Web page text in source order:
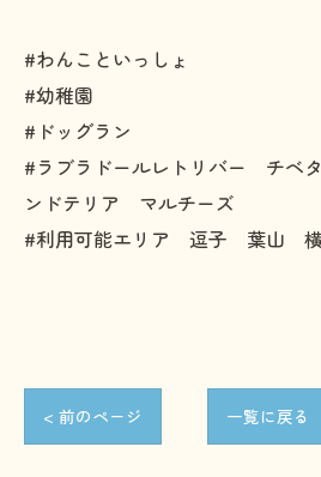
#わんこといっしょ
#幼稚園
#ドッグラン
#ラブラドールレトリバー チベ
ンドテリア マルチーズ
#利用可能エリア 逗子 葉山
< 前のページ 一覧に戻る